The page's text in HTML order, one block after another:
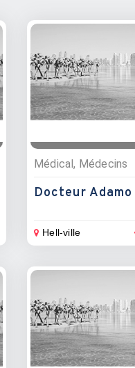
Médical, Médecins
Docteur Adamo
Hell-ville